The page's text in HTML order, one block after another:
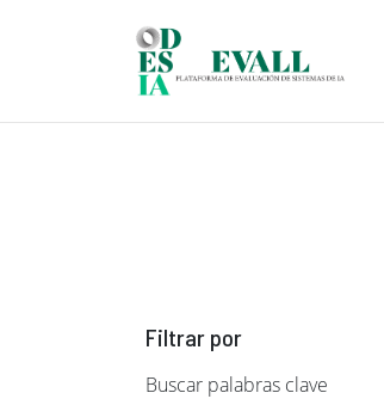
Filtrar por
Buscar palabras clave